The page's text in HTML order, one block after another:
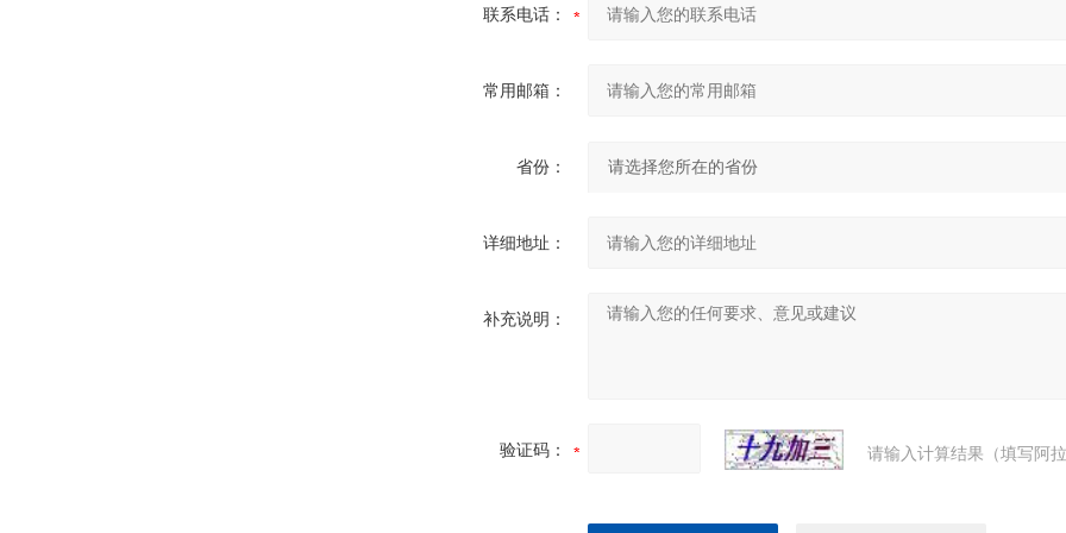
联系电话：
常用邮箱：
省份：
详细地址：
补充说明：
验证码： 请输入计算结果（填写阿